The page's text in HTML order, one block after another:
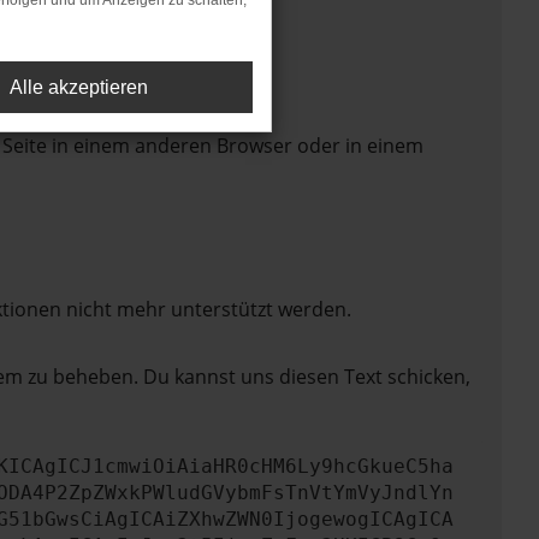
in einem anderen Browser oder in einem
nicht mehr unterstützt werden.
zu beheben. Du kannst uns diesen Text schicken,
Alle akzeptieren